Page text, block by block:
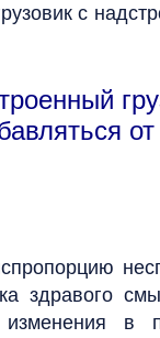
с
здравого
в